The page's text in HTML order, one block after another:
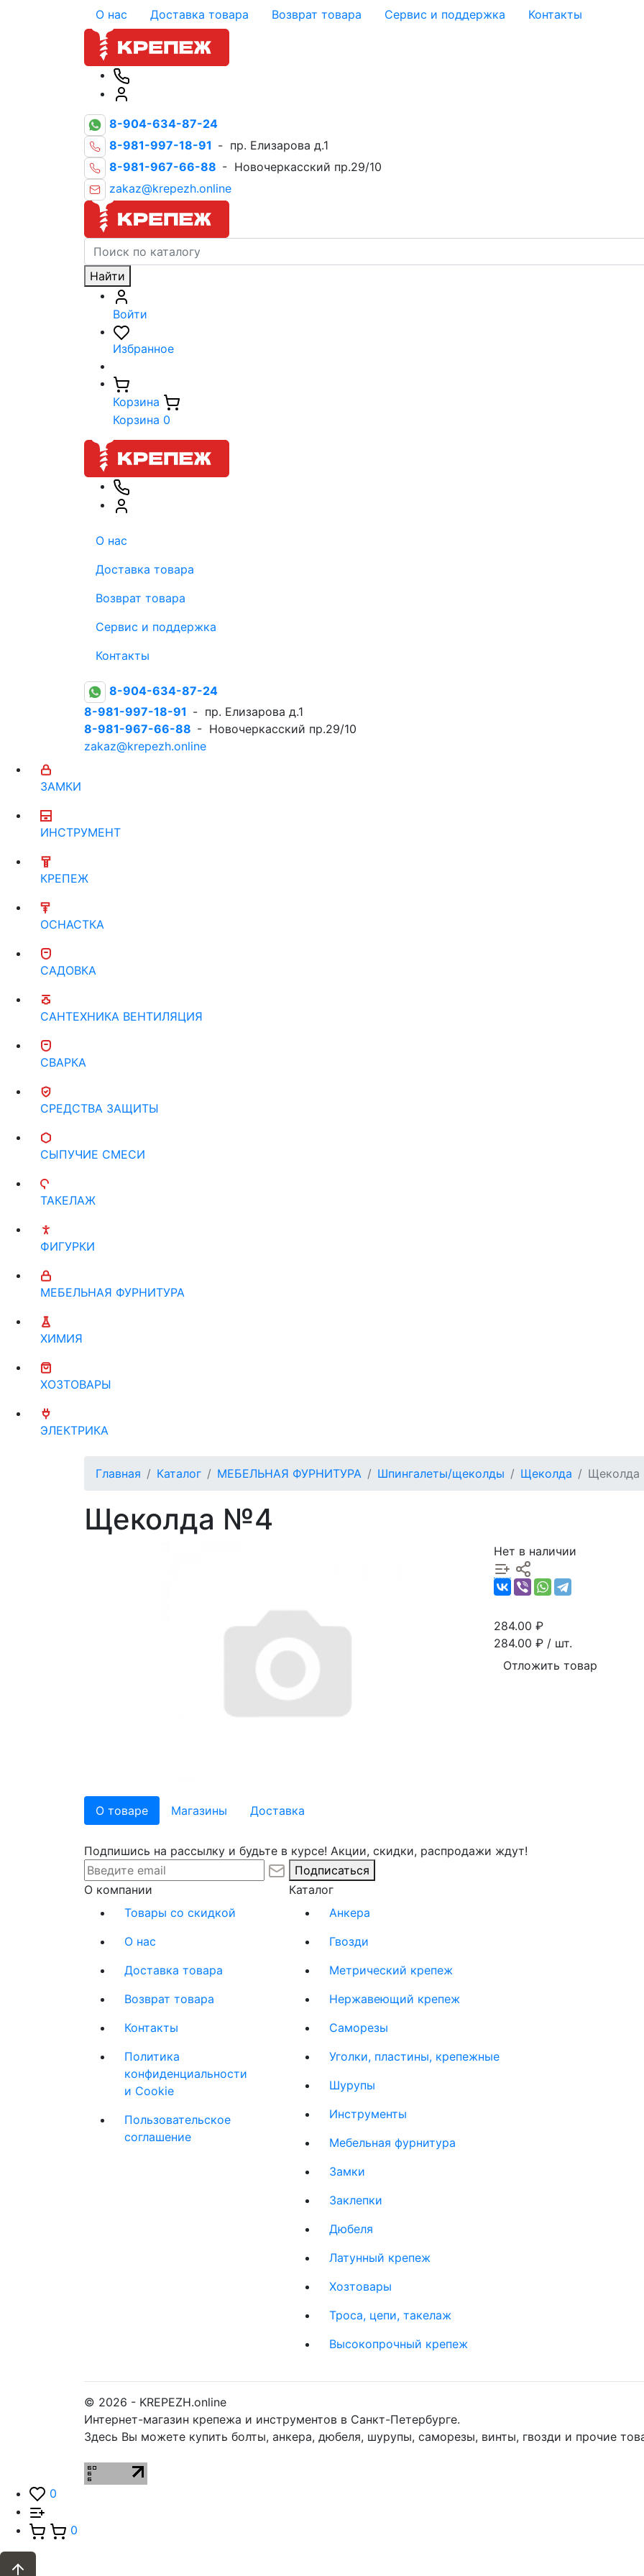
О нас Доставка товара Возврат товара Сервис и поддержка Контакты
8-904-634-87-24
8-981-997-18-91 - пр. Елизарова д.1
8-981-967-66-88 - Новочеркасский пр.29/10
zakaz@krepezh.online
Найти
Войти
Избранное
Корзина
Корзина 0
О нас
Доставка товара
Возврат товара
Сервис и поддержка
Контакты
8-904-634-87-24
8-981-997-18-91 - пр. Елизарова д.1
8-981-967-66-88 - Новочеркасский пр.29/10
zakaz@krepezh.online
ЗАМКИ
ИНСТРУМЕНТ
КРЕПЕЖ
ОСНАСТКА
САДОВКА
САНТЕХНИКА ВЕНТИЛЯЦИЯ
СВАРКА
СРЕДСТВА ЗАЩИТЫ
СЫПУЧИЕ СМЕСИ
ТАКЕЛАЖ
ФИГУРКИ
МЕБЕЛЬНАЯ ФУРНИТУРА
ХИМИЯ
ХОЗТОВАРЫ
ЭЛЕКТРИКА
Главная Каталог МЕБЕЛЬНАЯ ФУРНИТУРА Шпингалеты/щеколды Щеколда
Щеколда №4
Нет в наличии
284.00 ₽
284.00 ₽ / шт.
Отложить товар
О товаре Магазины Доставка
Подпишись на рассылку и будьте в курсе! Акции, скидки, распродажи ждут!
Подписаться
О компании
Товары со скидкой
О нас
Доставка товара
Возврат товара
Контакты
Политика
конфиденциальности
и Cookie
Пользовательское
соглашение
Каталог
Анкера
Гвозди
Метрический крепеж
Нержавеющий крепеж
Саморезы
Уголки, пластины, крепежные
Шурупы
Инструменты
Мебельная фурнитура
Замки
Заклепки
Дюбеля
Латунный крепеж
Хозтовары
Троса, цепи, такелаж
Высокопрочный крепеж
© 2026 - KREPEZH.online
Интернет-магазин крепежа и инструментов в Санкт-Петербурге.
Здесь Вы можете купить болты, анкера, дюбеля, шурупы, саморезы, винты, гвозди и прочие
0
0